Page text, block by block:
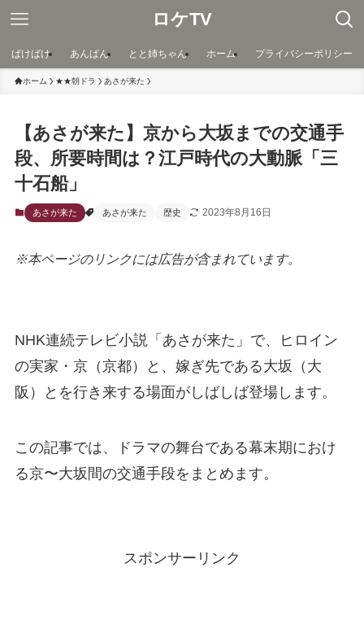
ロケTV
ばけばけ あんぱん とと姉ちゃん ホーム プライバシーポリシー
ホーム ★★朝ドラ あさが来た
【あさが来た】京から大坂までの交通手
段、所要時間は？江戸時代の大動脈「三
十石船」
あさが来た あさが来た 歴史 2023年8月16日
※本ページのリンクには広告が含まれています。
NHK連続テレビ小説「あさが来た」で、ヒロイン
の実家・京（京都）と、嫁ぎ先である大坂（大
阪）とを行き来する場面がしばしば登場します。
この記事では、ドラマの舞台である幕末期におけ
る京〜大坂間の交通手段をまとめます。
スポンサーリンク